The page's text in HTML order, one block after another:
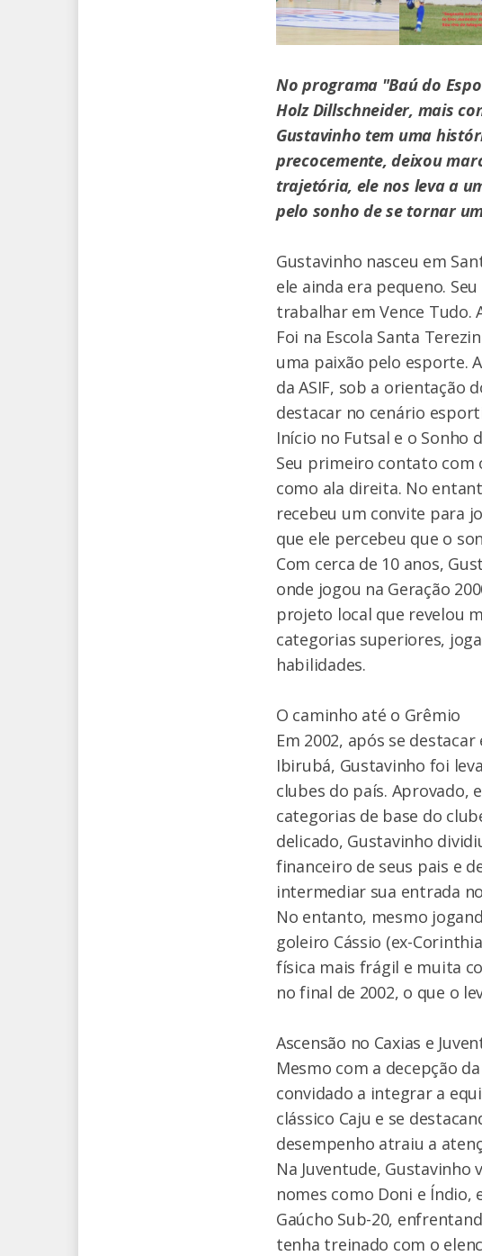
No programa "Baú do
Holz Dillschneider, mais
Gustavinho tem uma
precocemente, deixou
trajetória, ele nos leva a
pelo sonho de se tornar
Gustavinho nasceu em
ele ainda era pequeno.
trabalhar em Vence Tudo.
Foi na Escola Santa
uma paixão pelo esporte.
da ASIF, sob a orientação
destacar no cenário
Início no Futsal e o Sonho
Seu primeiro contato com
como ala direita. No
recebeu um convite para
que ele percebeu que o
Com cerca de 10 anos,
onde jogou na Geração
projeto local que revelou
categorias superiores,
habilidades.
O caminho até o Grêmio
Em 2002, após se
Ibirubá, Gustavinho foi
clubes do país. Aprovado,
categorias de base do
delicado, Gustavinho
financeiro de seus pais e
intermediar sua entrada
No entanto, mesmo
goleiro Cássio (ex-
física mais frágil e muita
no final de 2002, o que o
Ascensão no Caxias e
Mesmo com a decepção
convidado a integrar a
clássico Caju e se
desempenho atraiu a
Na Juventude, Gustavinho
nomes como Doni e
Gaúcho Sub-20,
tenha treinado com o